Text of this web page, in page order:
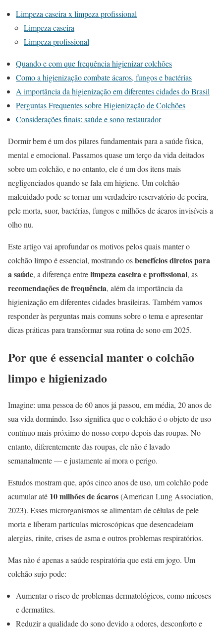
Limpeza caseira x limpeza profissional
Limpeza caseira
Limpeza profissional
Quando e com que frequência higienizar colchões
Como a higienização combate ácaros, fungos e bactérias
A importância da higienização em diferentes cidades do Brasil
Perguntas Frequentes sobre Higienização de Colchões
Considerações finais: saúde e sono restaurador
Dormir bem é um dos pilares fundamentais para a saúde física,
mental e emocional. Passamos quase um terço da vida deitados
sobre um colchão, e no entanto, ele é um dos itens mais
negligenciados quando se fala em higiene. Um colchão
malcuidado pode se tornar um verdadeiro reservatório de poeira,
pele morta, suor, bactérias, fungos e milhões de ácaros invisíveis a
olho nu.
Este artigo vai aprofundar os motivos pelos quais manter o
colchão limpo é essencial, mostrando osbenefícios diretos para
a saúde, a diferença entrelimpeza caseira e profissional, as
recomendações de frequência, além da importância da
higienização em diferentes cidades brasileiras. Também vamos
responder às perguntas mais comuns sobre o tema e apresentar
dicas práticas para transformar sua rotina de sono em 2025.
Por que é essencial manter o colchão
limpo e higienizado
Imagine: uma pessoa de 60 anos já passou, em média, 20 anos de
sua vida dormindo. Isso significa que o colchão é o objeto de uso
contínuo mais próximo do nosso corpo depois das roupas. No
entanto, diferentemente das roupas, ele não é lavado
semanalmente — e justamente aí mora o perigo.
Estudos mostram que, após cinco anos de uso, um colchão pode
acumular até 10 milhões de ácaros(American Lung Association,
2023). Esses microrganismos se alimentam de células de pele
morta e liberam partículas microscópicas que desencadeiam
alergias, rinite, crises de asma e outros problemas respiratórios.
Mas não é apenas a saúde respiratória que está em jogo. Um
colchão sujo pode:
Aumentar o risco de problemas dermatológicos, como micoses
e dermatites.
Reduzir a qualidade do sono devido a odores, desconforto e